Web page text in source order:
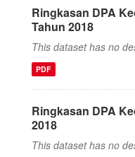
Ringkasan DPA
Tahun 2018
This dataset has no
PDF
Ringkasan DPA
2018
This dataset has no